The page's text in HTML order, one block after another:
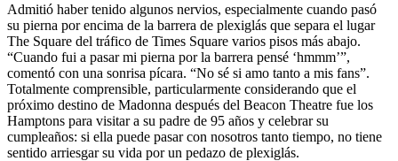
Admitió haber tenido algunos nervios, especialmente cuando pasó
su pierna por encima de la barrera de plexiglás que separa el lugar
The Square del tráfico de Times Square varios pisos más abajo.
“Cuando fui a pasar mi pierna por la barrera pensé ‘hmmm’”,
comentó con una sonrisa pícara. “No sé si amo tanto a mis fans”.
Totalmente comprensible, particularmente considerando que el
próximo destino de Madonna después del Beacon Theatre fue los
Hamptons para visitar a su padre de 95 años y celebrar su
cumpleaños: si ella puede pasar con nosotros tanto tiempo, no tiene
sentido arriesgar su vida por un pedazo de plexiglás.